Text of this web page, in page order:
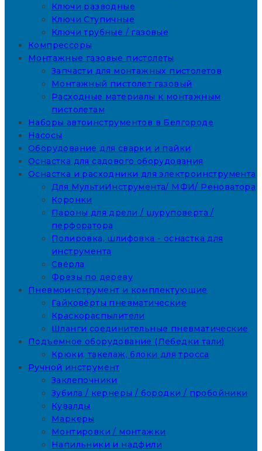
Ключи разводные
Ключи Ступичные
Ключи трубные / газовые
Компрессоры
Монтажные газовые пистолеты
Запчасти для монтажных пистолетов
Монтажный пистолет газовый
Расходные материалы к монтажным
пистолетам
Наборы автоинструментов в Белгороде
Насосы
Оборудование для сварки и пайки
Оснастка для садового оборудования
Оснастка и расходники для электроинструмента
Для МультиИнструмента/ МФИ/ Реноватора
Коронки
Пароны для дрели / шуруповерта /
перфоратора
Полировка, шлифовка - оснастка для
инструмента
Свёрла
Фрезы по дереву
Пневмоинструмент и комплектующие
Гайковёрты пневматические
Краскораспылители
Шланги соединительные пневматические
Подъемное оборудование (Лебедки тали)
Крюки, такелаж, блоки для тросса
Ручной инструмент
Заклепочники
Зубила / кернеры / бородки / пробойники
Кувалды
Маркеры
Монтировки / монтажки
Напильники и надфили